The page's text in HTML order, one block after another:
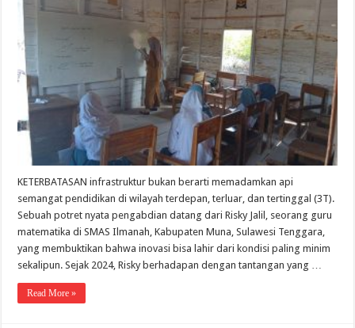
dan
Komitmen
Wilayah
3T
KETERBATASAN infrastruktur bukan berarti memadamkan api
semangat pendidikan di wilayah terdepan, terluar, dan tertinggal (3T).
Sebuah potret nyata pengabdian datang dari Risky Jalil, seorang guru
matematika di SMAS Ilmanah, Kabupaten Muna, Sulawesi Tenggara,
yang membuktikan bahwa inovasi bisa lahir dari kondisi paling minim
sekalipun. Sejak 2024, Risky berhadapan dengan tantangan yang …
Read More »